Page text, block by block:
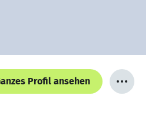
Profil ansehen